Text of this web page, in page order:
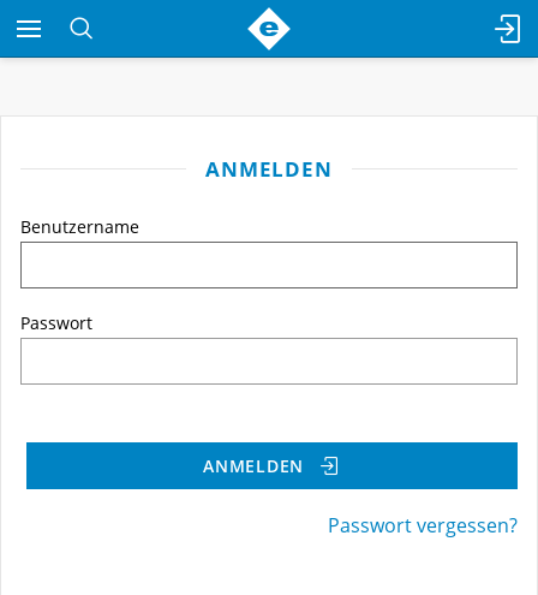
ANMELDEN
Benutzername
Passwort
ANMELDEN
Passwort vergessen?